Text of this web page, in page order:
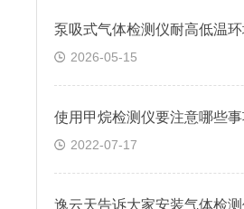
泵吸式气体检测仪耐高低温环
2026-05-15
使用甲烷检测仪要注意哪些事
2022-07-17